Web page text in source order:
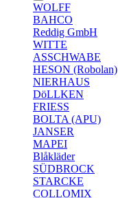
WOLFF
BAHCO
Reddig GmbH
WITTE
ASSCHWABE
HESON (Robolan)
NIERHAUS
DöLLKEN
FRIESS
BOLTA (APU)
JANSER
MAPEI
Blåkläder
SÜDBROCK
STARCKE
COLLOMIX